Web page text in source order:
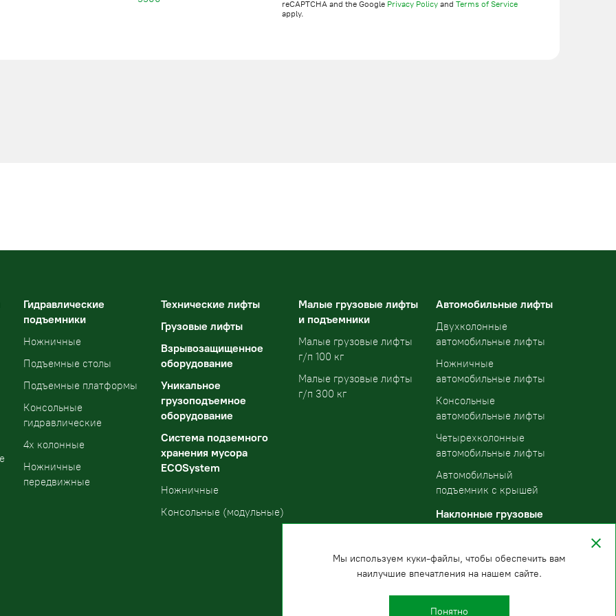
reCAPTCHA and the Google Privacy Policy and Terms of Service
apply.
Гидравлические
подъемники
Ножничные
Подъемные столы
Подъемные платформы
Консольные
гидравлические
4х колонные
Ножничные
передвижные
Технические лифты
Грузовые лифты
Взрывозащищенное
оборудование
Уникальное
грузоподъемное
оборудование
Система подземного
хранения мусора
ECOSystem
Ножничные
Консольные (модульные)
Малые грузовые лифты
и подъемники
Малые грузовые лифты
г/п 100 кг
Малые грузовые лифты
г/п 300 кг
Автомобильные лифты
Двухколонные
автомобильные лифты
Ножничные
автомобильные лифты
Консольные
автомобильные лифты
Четырехколонные
автомобильные лифты
Автомобильный
подъемник с крышей
Наклонные грузовые
Мы используем куки-файлы, чтобы обеспечить вам
наилучшие впечатления на нашем сайте.
Понятно